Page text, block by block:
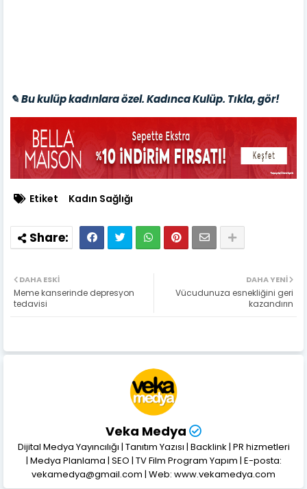
✎ Bu kulüp kadınlara özel. Kadınca Kulüp. Tıkla, gör!
Etiket Kadın Sağlığı
DAHA YENI
Vücudunuza esnekliğini geri
kazandırın
DAHA ESKI
Meme kanserinde depresyon
tedavisi
Veka Medya
Dijital Medya Yayıncılığı | Tanıtım Yazısı | Backlink | PR hizmetleri
| Medya Planlama | SEO | TV Film Program Yapım | E-posta:
vekamedya@gmail.com | Web: www.vekamedya.com